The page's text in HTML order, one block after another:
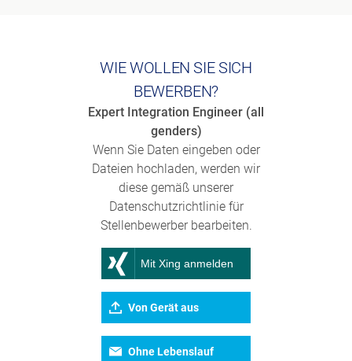
WIE WOLLEN SIE SICH
BEWERBEN?
Expert Integration Engineer (all
genders)
Wenn Sie Daten eingeben oder
Dateien hochladen, werden wir
diese gemäß unserer
Datenschutzrichtlinie für
Stellenbewerber bearbeiten.
Mit Xing anmelden
Von Gerät aus
Ohne Lebenslauf